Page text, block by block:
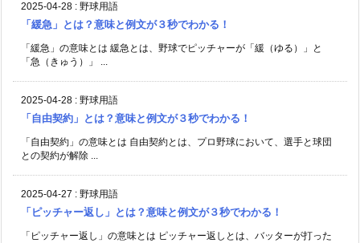
2025-04-28 : 野球用語
「緩急」とは？意味と例文が３秒でわかる！
「緩急」の意味とは 緩急とは、野球でピッチャーが「緩（ゆる）」と
「急（きゅう）」 ...
2025-04-28 : 野球用語
「自由契約」とは？意味と例文が３秒でわかる！
「自由契約」の意味とは 自由契約とは、プロ野球において、選手と球団
との契約が解除 ...
2025-04-27 : 野球用語
「ピッチャー返し」とは？意味と例文が３秒でわかる！
「ピッチャー返し」の意味とは ピッチャー返しとは、バッターが打った